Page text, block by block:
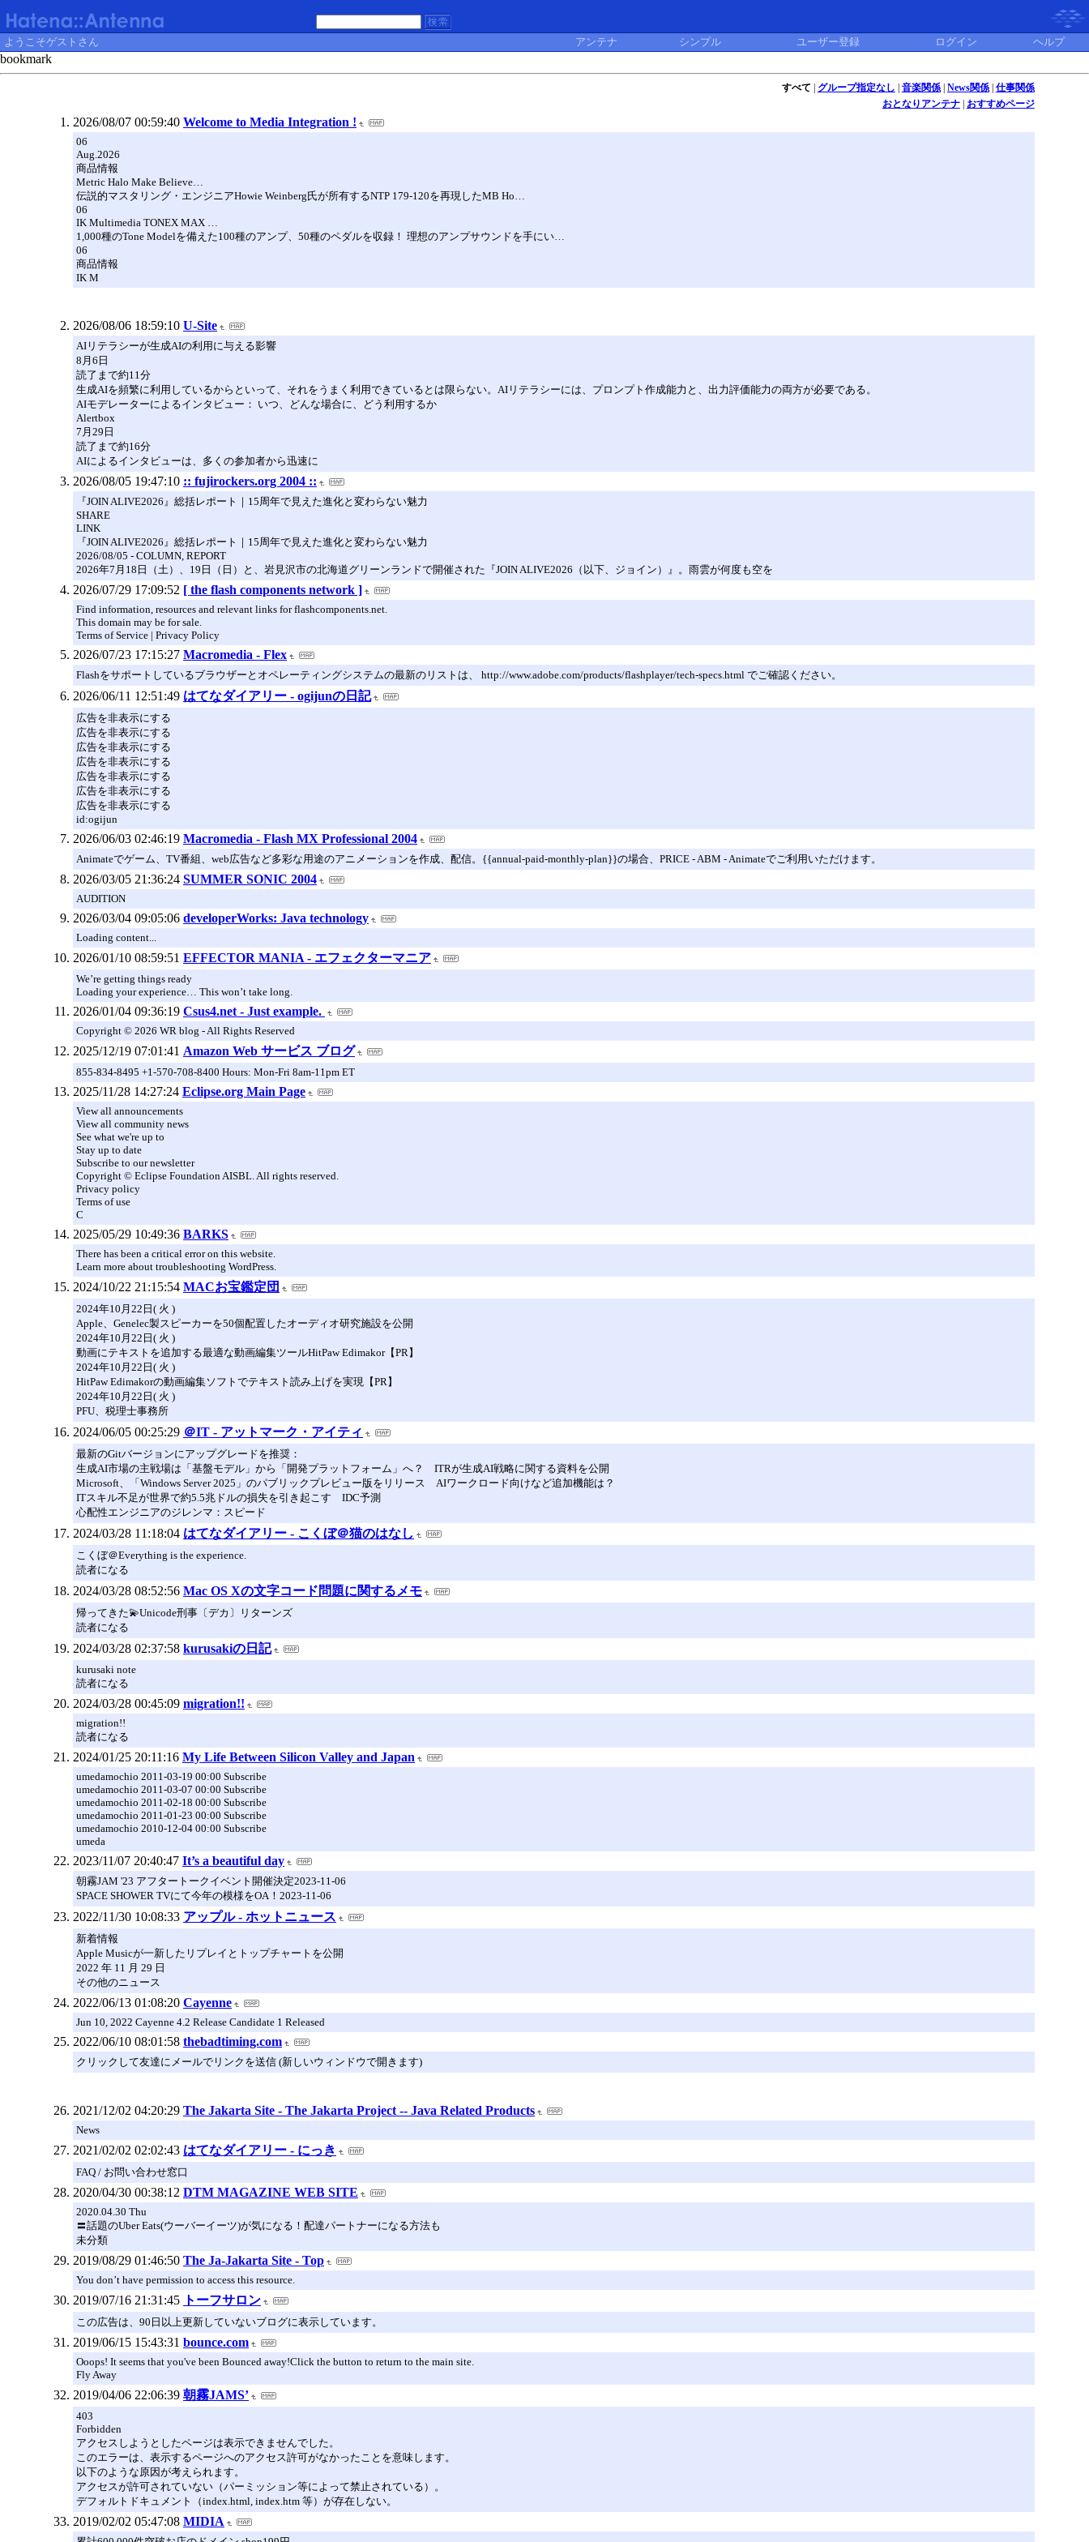
ようこそゲストさん アンテナ シンプル ユーザー登録 ログイン ヘルプ
bookmark
すべて グループ指定なし 音楽関係| News関係| 仕事関係
おとなりアンテナ| おすすめページ
2026/08/07 00:59:40 Welcome to Media Integration !
06
Aug.2026
商品情報
Metric Halo Make Believe…
伝説的マスタリング・エンジニアHowie Weinberg氏が所有するNTP 179-120を再現したMB Ho…
06
IK Multimedia TONEX MAX …
1,000種のTone Modelを備えた100種のアンプ、50種のペダルを収録！ 理想のアンプサウンドを手にい…
06
商品情報
IK M
2026/08/06 18:59:10 U-Site
AIリテラシーが生成AIの利用に与える影響
8月6日
読了まで約11分
生成AIを頻繁に利用しているからといって、それをうまく利用できているとは限らない。AIリテラシーには、プロンプト作成能力と、出力評価能力の両方が必要である。
AIモデレーターによるインタビュー： いつ、どんな場合に、どう利用するか
Alertbox
7月29日
読了まで約16分
AIによるインタビューは、多くの参加者から迅速に
2026/08/05 19:47:10 :: fujirockers.org 2004 ::
『JOIN ALIVE2026』総括レポート｜15周年で見えた進化と変わらない魅力
SHARE
LINK
『JOIN ALIVE2026』総括レポート｜15周年で見えた進化と変わらない魅力
2026/08/05 - COLUMN, REPORT
2026年7月18日（土）、19日（日）と、岩見沢市の北海道グリーンランドで開催された『JOIN ALIVE2026（以下、ジョイン）』。雨雲が何度も空を
2026/07/29 17:09:52 [ the flash components network ]
Find information, resources and relevant links for flashcomponents.net.
This domain may be for sale.
Terms of Service | Privacy Policy
2026/07/23 17:15:27 Macromedia - Flex
Flashをサポートしているブラウザーとオペレーティングシステムの最新のリストは、 http://www.adobe.com/products/flashplayer/tech-specs.html でご確認ください。
2026/06/11 12:51:49 はてなダイアリー - ogijunの日記
広告を非表示にする
広告を非表示にする
広告を非表示にする
広告を非表示にする
広告を非表示にする
広告を非表示にする
広告を非表示にする
id:ogijun
2026/06/03 02:46:19 Macromedia - Flash MX Professional 2004
Animateでゲーム、TV番組、web広告など多彩な用途のアニメーションを作成、配信。{{annual-paid-monthly-plan}}の場合、PRICE - ABM - Animateでご利用いただけます。
2026/03/05 21:36:24 SUMMER SONIC 2004
AUDITION
2026/03/04 09:05:06 developerWorks: Java technology
Loading content...
2026/01/10 08:59:51 EFFECTOR MANIA - エフェクターマニア
We’re getting things ready
Loading your experience… This won’t take long.
2026/01/04 09:36:19 Csus4.net - Just example.
Copyright © 2026 WR blog - All Rights Reserved
2025/12/19 07:01:41 Amazon Web サービス ブログ
855-834-8495 +1-570-708-8400 Hours: Mon-Fri 8am-11pm ET
2025/11/28 14:27:24 Eclipse.org Main Page
View all announcements
View all community news
See what we're up to
Stay up to date
Subscribe to our newsletter
Copyright © Eclipse Foundation AISBL. All rights reserved.
Privacy policy
Terms of use
C
2025/05/29 10:49:36 BARKS
There has been a critical error on this website.
Learn more about troubleshooting WordPress.
2024/10/22 21:15:54 MACお宝鑑定団
2024年10月22日( 火 )
Apple、Genelec製スピーカーを50個配置したオーディオ研究施設を公開
2024年10月22日( 火 )
動画にテキストを追加する最適な動画編集ツールHitPaw Edimakor【PR】
2024年10月22日( 火 )
HitPaw Edimakorの動画編集ソフトでテキスト読み上げを実現【PR】
2024年10月22日( 火 )
PFU、税理士事務所
2024/06/05 00:25:29 ＠IT - アットマーク・アイティ
最新のGitバージョンにアップグレードを推奨：
生成AI市場の主戦場は「基盤モデル」から「開発プラットフォーム」へ？ ITRが生成AI戦略に関する資料を公開
Microsoft、「Windows Server 2025」のパブリックプレビュー版をリリース AIワークロード向けなど追加機能は？
ITスキル不足が世界で約5.5兆ドルの損失を引き起こす IDC予測
心配性エンジニアのジレンマ：スピード
2024/03/28 11:18:04 はてなダイアリー - こくぼ＠猫のはなし
こくぼ＠Everything is the experience.
読者になる
2024/03/28 08:52:56 Mac OS Xの文字コード問題に関するメモ
帰ってきた💫Unicode刑事〔デカ〕リターンズ
読者になる
2024/03/28 02:37:58 kurusakiの日記
kurusaki note
読者になる
2024/03/28 00:45:09 migration!!
migration!!
読者になる
2024/01/25 20:11:16 My Life Between Silicon Valley and Japan
umedamochio 2011-03-19 00:00 Subscribe
umedamochio 2011-03-07 00:00 Subscribe
umedamochio 2011-02-18 00:00 Subscribe
umedamochio 2011-01-23 00:00 Subscribe
umedamochio 2010-12-04 00:00 Subscribe
umeda
2023/11/07 20:40:47 It’s a beautiful day
朝霧JAM '23 アフタートークイベント開催決定2023-11-06
SPACE SHOWER TVにて今年の模様をOA！2023-11-06
2022/11/30 10:08:33 アップル - ホットニュース
新着情報
Apple Musicが一新したリプレイとトップチャートを公開
2022 年 11 月 29 日
その他のニュース
2022/06/13 01:08:20 Cayenne
Jun 10, 2022 Cayenne 4.2 Release Candidate 1 Released
2022/06/10 08:01:58 thebadtiming.com
クリックして友達にメールでリンクを送信 (新しいウィンドウで開きます)
2021/12/02 04:20:29 The Jakarta Site - The Jakarta Project -- Java Related Products
News
2021/02/02 02:02:43 はてなダイアリー - にっき
FAQ / お問い合わせ窓口
2020/04/30 00:38:12 DTM MAGAZINE WEB SITE
2020.04.30 Thu
〓話題のUber Eats(ウーバーイーツ)が気になる！配達パートナーになる方法も
未分類
2019/08/29 01:46:50 The Ja-Jakarta Site - Top
You don’t have permission to access this resource.
2019/07/16 21:31:45 トーフサロン
この広告は、90日以上更新していないブログに表示しています。
2019/06/15 15:43:31 bounce.com
Ooops! It seems that you've been Bounced away!Click the button to return to the main site.
Fly Away
2019/04/06 22:06:39 朝霧JAMS’
403
Forbidden
アクセスしようとしたページは表示できませんでした。
このエラーは、表示するページへのアクセス許可がなかったことを意味します。
以下のような原因が考えられます。
アクセスが許可されていない（パーミッション等によって禁止されている）。
デフォルトドキュメント（index.html, index.htm 等）が存在しない。
2019/02/02 05:47:08 MIDIA